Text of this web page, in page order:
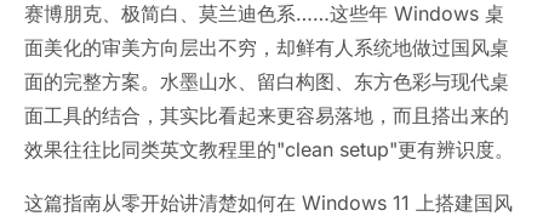
赛博朋克、极简白、莫兰迪色系……这些年 Windows 桌
面美化的审美方向层出不穷，却鲜有人系统地做过国风桌
面的完整方案。水墨山水、留白构图、东方色彩与现代桌
面工具的结合，其实比看起来更容易落地，而且搭出来的
效果往往比同类英文教程里的"clean setup"更有辨识度。
这篇指南从零开始讲清楚如何在 Windows 11 上搭建国风